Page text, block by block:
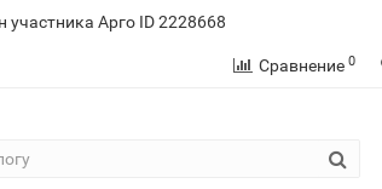
участника Арго ID 2228668
Сравнение 0